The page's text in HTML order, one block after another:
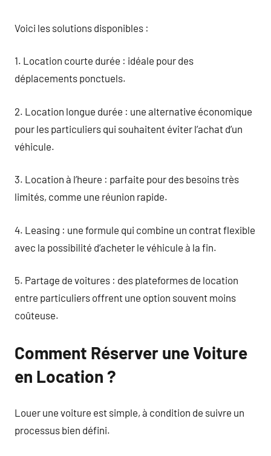
Voici les solutions disponibles :
1. Location courte durée : idéale pour des
déplacements ponctuels.
2. Location longue durée : une alternative économique
pour les particuliers qui souhaitent éviter l’achat d’un
véhicule.
3. Location à l’heure : parfaite pour des besoins très
limités, comme une réunion rapide.
4. Leasing : une formule qui combine un contrat flexible
avec la possibilité d’acheter le véhicule à la fin.
5. Partage de voitures : des plateformes de location
entre particuliers offrent une option souvent moins
coûteuse.
Comment Réserver une Voiture
en Location ?
Louer une voiture est simple, à condition de suivre un
processus bien défini.